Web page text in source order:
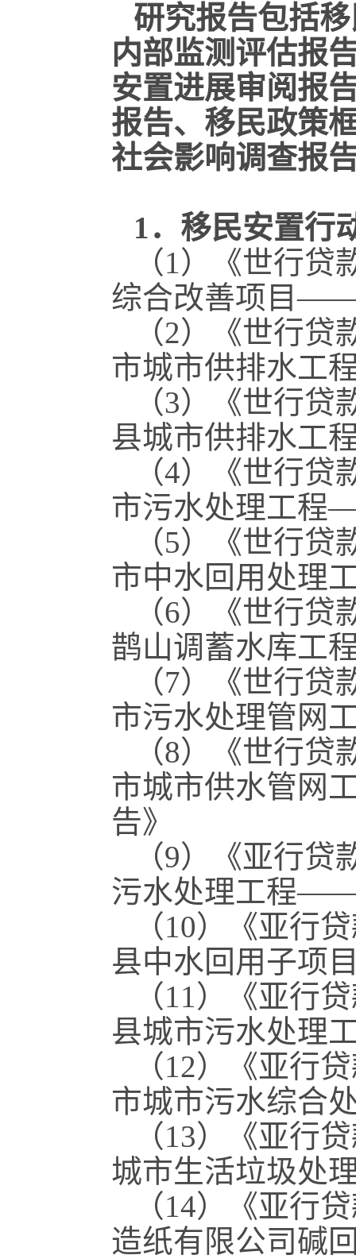
研究报告包括
内部监测评估报
安置进展审阅报
报告、移民政策
社会影响调查报
1．移民安置行
（1）《世行
综合改善项目——
（2）《世行
市城市供排水工
（3）《世行
县城市供排水工
（4）《世行
市污水处理工程
（5）《世行
市中水回用处理
（6）《世行
鹊山调蓄水库工
（7）《世行
市污水处理管网
（8）《世行
市城市供水管网
告》
（9）《亚行
污水处理工程——
（10）《亚行
县中水回用子项
（11）《亚行
县城市污水处理
（12）《亚行
市城市污水综合
（13）《亚行
城市生活垃圾处
（14）《亚行
造纸有限公司碱